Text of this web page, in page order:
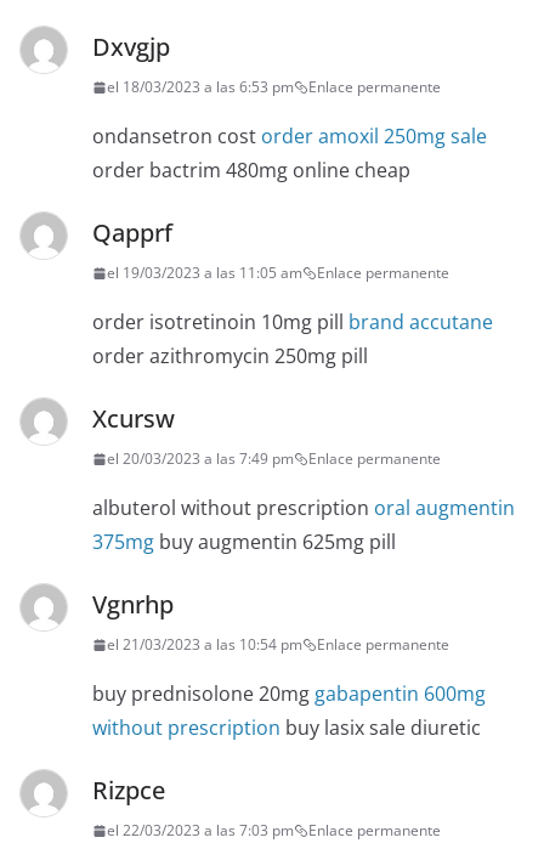
Dxvgjp
el 18/03/2023 a las 6:53 pm Enlace permanente
ondansetron cost order amoxil 250mg sale
order bactrim 480mg online cheap
Qapprf
el 19/03/2023 a las 11:05 am Enlace permanente
order isotretinoin 10mg pill brand accutane
order azithromycin 250mg pill
Xcursw
el 20/03/2023 a las 7:49 pm Enlace permanente
albuterol without prescription oral augmentin
375mg buy augmentin 625mg pill
Vgnrhp
el 21/03/2023 a las 10:54 pm Enlace permanente
buy prednisolone 20mg gabapentin 600mg
without prescription buy lasix sale diuretic
Rizpce
el 22/03/2023 a las 7:03 pm Enlace permanente